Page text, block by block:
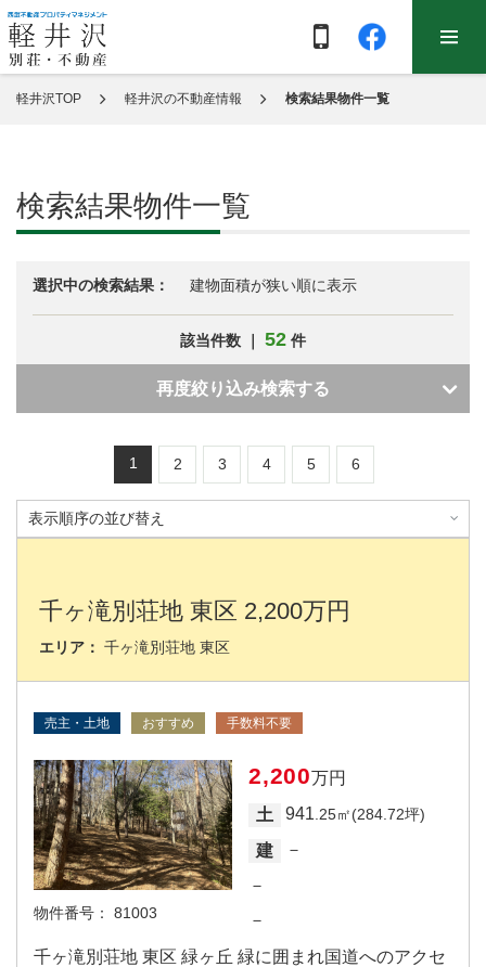
軽井沢TOP 軽井沢の不動産情報 検索結果物件一覧
検索結果物件一覧
選択中の検索結果： 建物面積が狭い順に表示
該当件数 ｜ 52 件
再度絞り込み検索する
1 2 3 4 5 6
千ヶ滝別荘地 東区 2,200万円
エリア： 千ヶ滝別荘地 東区
売主・土地 おすすめ 手数料不要
物件番号： 81003
2,200万円
土
941 .25㎡(284.72坪)
建
－
－
－
千ヶ滝別荘地 東区 緑ヶ丘 緑に囲まれ国道へのアクセ